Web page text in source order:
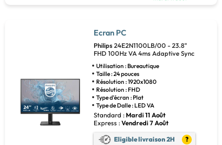
Ecran PC
Philips24E2N1100LB/00 - 23.8"
FHD 100Hz VA 4ms Adaptive Sync
Utilisation : Bureautique
Taille : 24 pouces
Résolution : 1920x1080
Résolution : FHD
Type d'écran : Plat
Type de Dalle : LED VA
Standard : Mardi 11 Août
Express :Vendredi 7 Août
Eligible livraison 2H ?